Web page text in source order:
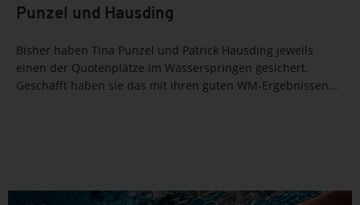
Punzel und Hausding
Bisher haben Tina Punzel und Patrick Hausding jeweils
einen der Quotenplätze im Wasserspringen gesichert.
Geschafft haben sie das mit ihren guten WM-Ergebnissen